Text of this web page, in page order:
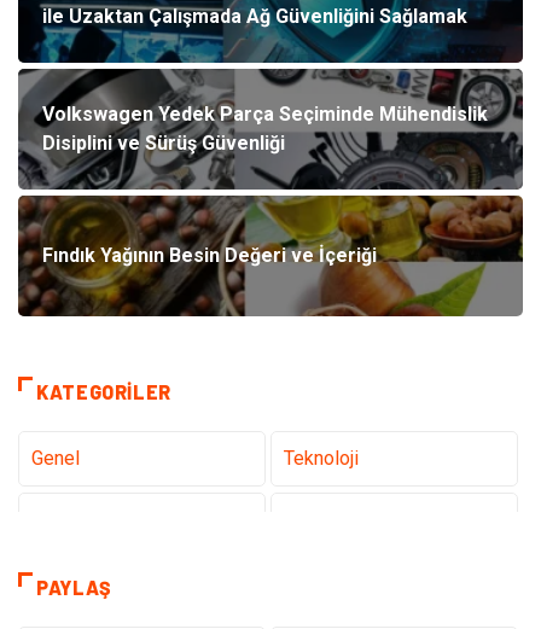
ile Uzaktan Çalışmada Ağ Güvenliğini Sağlamak
Volkswagen Yedek Parça Seçiminde Mühendislik
Disiplini ve Sürüş Güvenliği
Fındık Yağının Besin Değeri ve İçeriği
KATEGORILER
Genel Teknoloji
Eğitim
PAYLAŞ